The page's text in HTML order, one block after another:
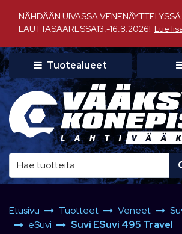
NÄHDÄÄN UIVASSA VENENÄYTTELYSSÄ
LAUTTASAARESSA13.-16.8.2026! Lue
Tuotealueet
Etusivu Tuotteet Veneet
eSuvi
Suvi ESuvi 495 Travel